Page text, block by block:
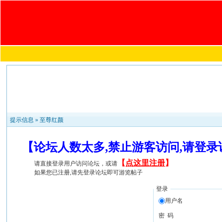
提示信息 »至尊红颜
【论坛人数太多,禁止游客访问,请登
请直接登录用户访问论坛，或请 【 点这里注册】
如果您已注册,请先登录论坛即可游览帖子
登录
用户名
密 码